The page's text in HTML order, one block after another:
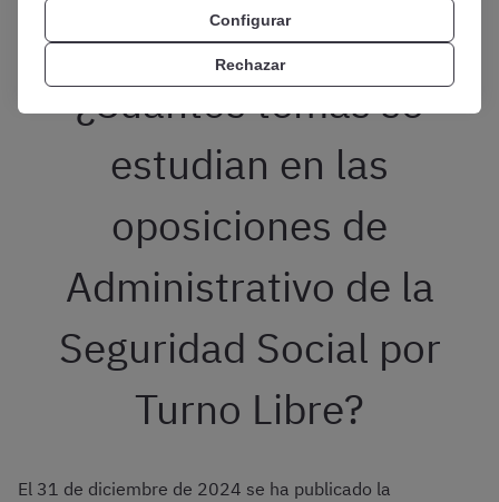
¿Cuántos temas se
estudian en las
oposiciones de
Administrativo de la
Seguridad Social por
Turno Libre?
El 31 de diciembre de 2024 se ha publicado la
Configurar
Rechazar